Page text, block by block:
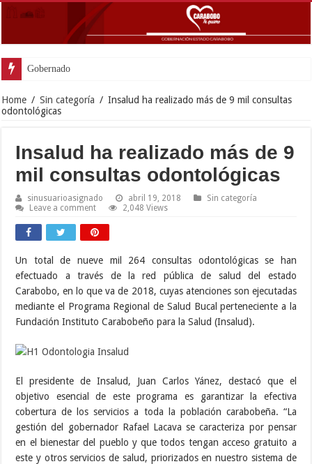
Gobernador Lacava anunció
Home / Sin categoría / Insalud ha realizado más de 9 mil consultas
odontológicas
Insalud ha realizado más de 9
mil consultas odontológicas
sinusuarioasignado abril 19, 2018
Sin categoría
Leave a comment
2,048 Views
Un total de nueve mil 264 consultas odontológicas se han
efectuado a través de la red pública de salud del estado
Carabobo, en lo que va de 2018, cuyas atenciones son ejecutadas
mediante el Programa Regional de Salud Bucal perteneciente a la
Fundación Instituto Carabobeño para la Salud (Insalud).
El presidente de Insalud, Juan Carlos Yánez, destacó que el
objetivo esencial de este programa es garantizar la efectiva
cobertura de los servicios a toda la población carabobeña. “La
gestión del gobernador Rafael Lacava se caracteriza por pensar
en el bienestar del pueblo y que todos tengan acceso gratuito a
este y otros servicios de salud, priorizados en nuestro sistema de